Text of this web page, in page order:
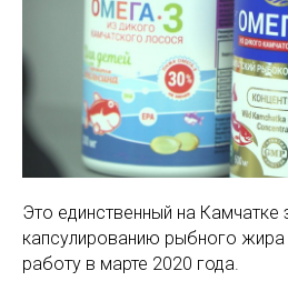
Это единственный на Камчатке
капсулированию рыбного жира
работу в марте 2020 года.